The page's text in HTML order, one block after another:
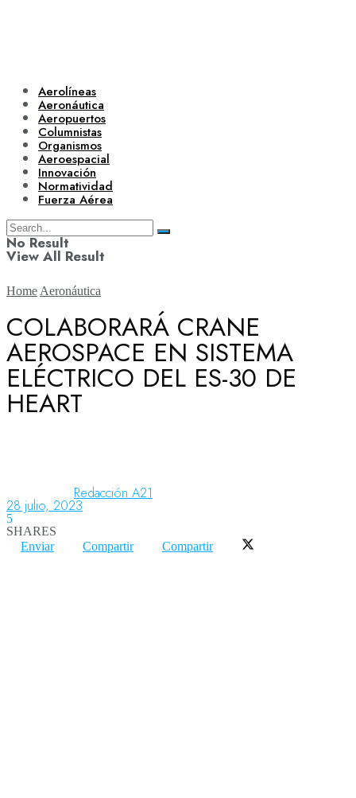
Aerolíneas
Aeronáutica
Aeropuertos
Columnistas
Organismos
Aeroespacial
Innovación
Normatividad
Fuerza Aérea
No Result
View All Result
Aerolíneas
Aeronáutica
Home Aeronáutica
COLABORARÁ CRANE
AEROSPACE EN SISTEMA
ELÉCTRICO DEL ES-30 DE
HEART
Redacción A21
28 julio, 2023
5
SHARES
Enviar
Compartir Compartir